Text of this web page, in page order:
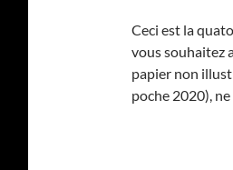
Ceci est la
vous souhaitez
papier non
poche 2020),